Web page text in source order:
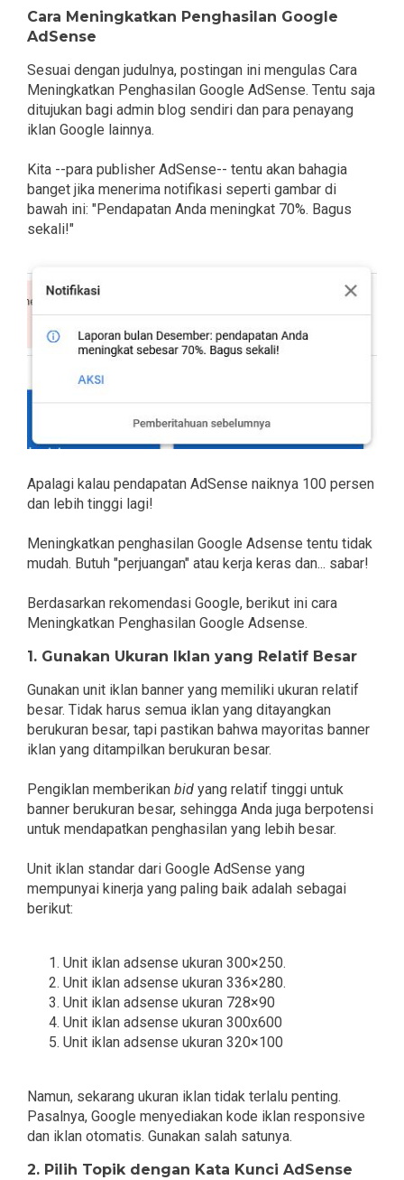
Cara Meningkatkan Penghasilan Google
AdSense
Sesuai dengan judulnya, postingan ini mengulas Cara
Meningkatkan Penghasilan Google AdSense. Tentu saja
ditujukan bagi admin blog sendiri dan para penayang
iklan Google lainnya.
Kita --para publisher AdSense-- tentu akan bahagia
banget jika menerima notifikasi seperti gambar di
bawah ini: "Pendapatan Anda meningkat 70%. Bagus
sekali!"
Apalagi kalau pendapatan AdSense naiknya 100 persen
dan lebih tinggi lagi!
Meningkatkan penghasilan Google Adsense tentu tidak
mudah. Butuh "perjuangan" atau kerja keras dan... sabar!
Berdasarkan rekomendasi Google, berikut ini cara
Meningkatkan Penghasilan Google Adsense.
1. Gunakan Ukuran Iklan yang Relatif Besar
Gunakan unit iklan banner yang memiliki ukuran relatif
besar. Tidak harus semua iklan yang ditayangkan
berukuran besar, tapi pastikan bahwa mayoritas banner
iklan yang ditampilkan berukuran besar.
Pengiklan memberikan bid yang relatif tinggi untuk
banner berukuran besar, sehingga Anda juga berpotensi
untuk mendapatkan penghasilan yang lebih besar.
Unit iklan standar dari Google AdSense yang
mempunyai kinerja yang paling baik adalah sebagai
berikut:
Unit iklan adsense ukuran 300×250.
Unit iklan adsense ukuran 336×280.
Unit iklan adsense ukuran 728×90
Unit iklan adsense ukuran 300x600
Unit iklan adsense ukuran 320×100
Namun, sekarang ukuran iklan tidak terlalu penting.
Pasalnya, Google menyediakan kode iklan responsive
dan iklan otomatis. Gunakan salah satunya.
2. Pilih Topik dengan Kata Kunci AdSense